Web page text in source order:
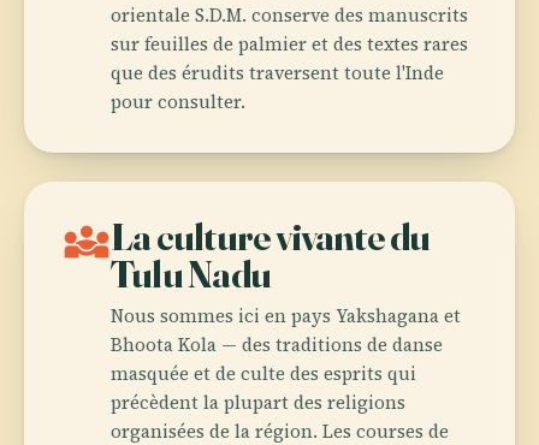
orientale S.D.M. conserve des manuscrits
sur feuilles de palmier et des textes rares
que des érudits traversent toute l'Inde
pour consulter.
diversity_3La culture vivante du
Tulu Nadu
Nous sommes ici en pays Yakshagana et
Bhoota Kola — des traditions de danse
masquée et de culte des esprits qui
précèdent la plupart des religions
organisées de la région. Les courses de